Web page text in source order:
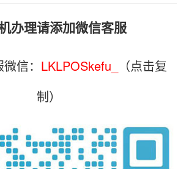
办理请添加微信客服
信： LKLPOSkefu_
（点击复
制）